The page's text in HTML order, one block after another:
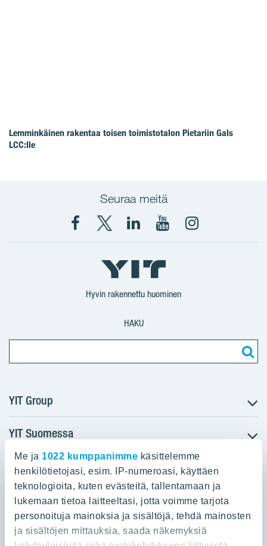
Me ja 1022 kumppanimme käsittelemme
henkilötietojasi, esim. IP-numeroasi, käyttäen
teknologioita, kuten evästeitä, tallentamaan ja
lukemaan tietoa laitteeltasi, jotta voimme tarjota
personoituja mainoksia ja sisältöjä, tehdä mainosten
ja sisältöjen mittauksia, saada näkemyksiä
Lemminkäinen rakentaa toisen toimistotalon Pietariin Gals
LCC:lle
Seuraa meitä
Facebook
X
YIT
Suomi
YIT
Corporation
YIT
Corporation
Instagram
Hyvin rakennettu huominen
HAKU
YIT Group
Tietoa YIT:stä
Töihin meille
Sijoittajat
Projektit
Vastuullisuus
Media
YIT Suomessa
Myytävät asunnot
Vuokrattavat toimitilat
Kiinteistösijoittaminen
Infrarakentaminen
Toimitilarakentaminen
YIT:n pääkonttori
Panuntie 11, PL 36, 00620 Helsinki
020 433 111